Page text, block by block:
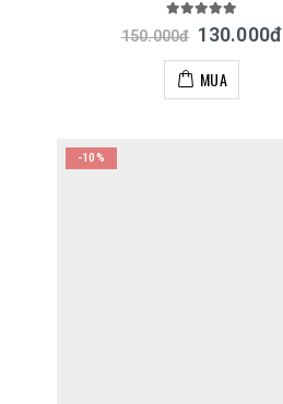
out of 5
150.000đ 130.000đ
MUA
-10%